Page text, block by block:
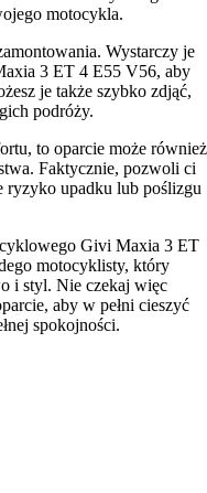
motocykla.
Wystarczy je
3 ET 4 E55 V56, aby
je także szybko zdjąć,
podróży.
to oparcie może również
Faktycznie, pozwoli ci
ryzyko upadku lub poślizgu
Givi Maxia 3 ET
motocyklisty, który
i styl. Nie czekaj więc
aby w pełni cieszyć
spokojności.